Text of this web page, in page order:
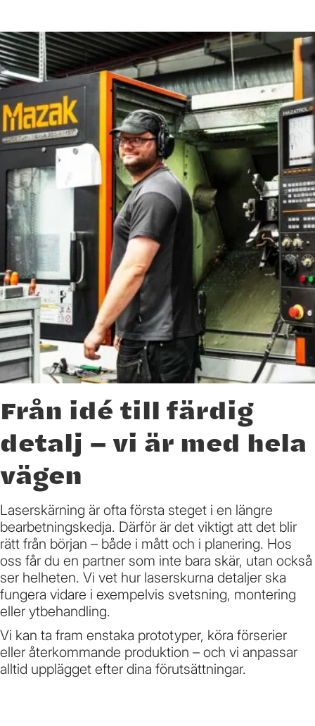
Från idé till färdig
detalj – vi är med hela
vägen
Laserskärning är ofta första steget i en längre
bearbetningskedja. Därför är det viktigt att det blir
rätt från början – både i mått och i planering. Hos
oss får du en partner som inte bara skär, utan också
ser helheten. Vi vet hur laserskurna detaljer ska
fungera vidare i exempelvis svetsning, montering
eller ytbehandling.
Vi kan ta fram enstaka prototyper, köra förserier
eller återkommande produktion – och vi anpassar
alltid upplägget efter dina förutsättningar.